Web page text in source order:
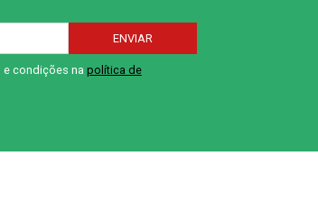
ENVIAR
e condições na política de